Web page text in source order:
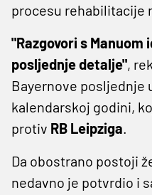
procesu rehabilitacije
"Razgovori s
posljednje detalje",
Bayernove posljednje
kalendarskoj godini,
protiv RB Leipziga.
Da obostrano postoji
nedavno je potvrdio i